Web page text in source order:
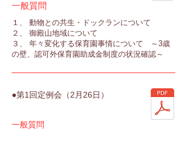
一般質問
１、 動物との共生・ドックランについて
２、 御殿山地域について
３、 年々変化する保育園事情について ～3歳
の壁、認可外保育園助成金制度の状況確認～
●第1回定例会（2月26日）
一般質問